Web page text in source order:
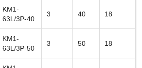
KM1-
63L/3P-40
3 40 18
KM1-
63L/3P-50
3 50 18